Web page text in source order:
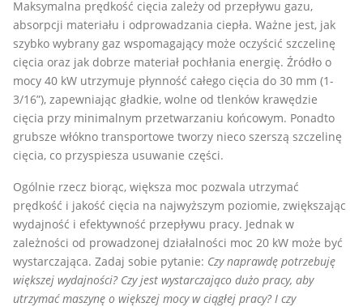
Maksymalna prędkość cięcia zależy od przepływu gazu,
absorpcji materiału i odprowadzania ciepła. Ważne jest, jak
szybko wybrany gaz wspomagający może oczyścić szczelinę
cięcia oraz jak dobrze materiał pochłania energię. Źródło o
mocy 40 kW utrzymuje płynność całego cięcia do 30 mm (1-
3/16”), zapewniając gładkie, wolne od tlenków krawędzie
cięcia przy minimalnym przetwarzaniu końcowym. Ponadto
grubsze włókno transportowe tworzy nieco szerszą szczelinę
cięcia, co przyspiesza usuwanie części.
Ogólnie rzecz biorąc, większa moc pozwala utrzymać
prędkość i jakość cięcia na najwyższym poziomie, zwiększając
wydajność i efektywność przepływu pracy. Jednak w
zależności od prowadzonej działalności moc 20 kW może być
wystarczająca. Zadaj sobie pytanie: Czy naprawdę potrzebuję
większej wydajności? Czy jest wystarczająco dużo pracy, aby
utrzymać maszynę o większej mocy w ciągłej pracy? I czy